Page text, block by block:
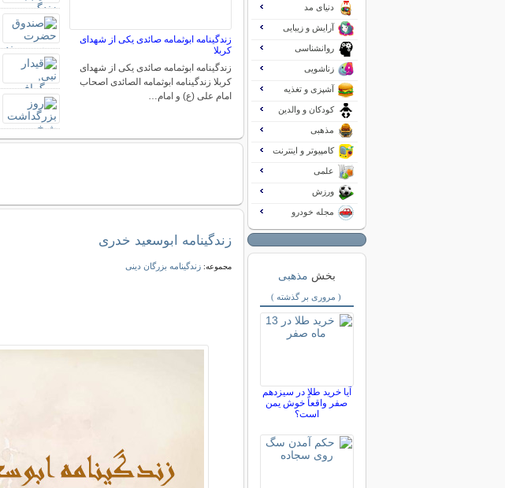
زندگینامه ابوثمامه صائدی یکی از شهدای
کربلا
زندگینامه ابوثمامه صائدی یکی از شهدای
کربلا زندگینامه ابوثمامه الصائدی اصحاب
امام علی (ع) و امام…
زندگینامه ابوسعید خدری
مجموعه:زندگینامه بزرگان دینی
دنیای مد
آرایش و زیبایی
روانشناسی
زناشویی
آشپزی و تغذیه
کودکان و والدین
مذهبی
کامپیوتر و اینترنت
علمی
ورزش
مجله خودرو
بخش مذهبی
( مروری بر گذشته )
آیا خرید طلا در سیزدهم
صفر واقعاً خوش یمن
است؟